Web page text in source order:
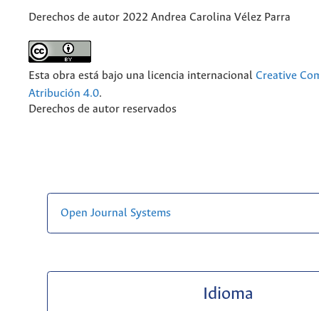
Derechos de autor 2022 Andrea Carolina Vélez Parra
Esta obra está bajo una licencia internacional Creative
Atribución 4.0.
Derechos de autor reservados
Open Journal Systems
Idioma